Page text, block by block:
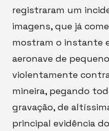
registraram um
imagens, que já
mostram o instante
aeronave de
violentamente
mineira, pegando
gravação, de
principal evidência